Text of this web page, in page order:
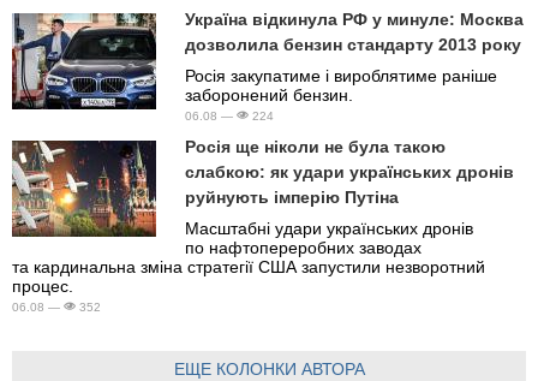
Україна відкинула РФ у минуле: Москва
дозволила бензин стандарту 2013 року
Росія закупатиме і вироблятиме раніше
заборонений бензин.
06.08 — 224
Росія ще ніколи не була такою
слабкою: як удари українських дронів
руйнують імперію Путіна
Масштабні удари українських дронів
по нафтопереробних заводах
та кардинальна зміна стратегії США запустили незворотний
процес.
06.08 — 352
ЕЩЕ КОЛОНКИ АВТОРА